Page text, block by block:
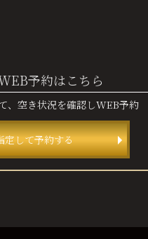
予約はこちら
、空き状況を確認しWEB予約
定して予約する